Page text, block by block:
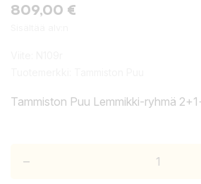
809,00 €
Tammiston Puu Lemmikki-ryhmä
–